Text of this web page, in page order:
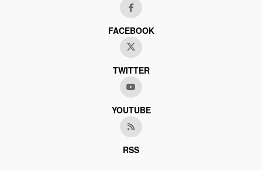
FACEBOOK
TWITTER
YOUTUBE
RSS